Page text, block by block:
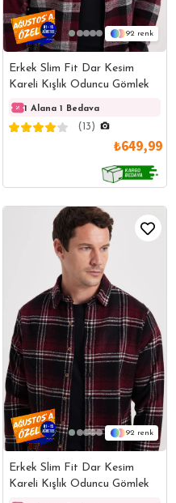
1 Alana 1 Bedava
92
Erkek Slim Fit Dar Kesim
Kareli Kışlık Oduncu Gömlek
1 Alana 1 Bedava
(13)
₺649,99
92
Erkek Slim Fit Dar Kesim
Kareli Kışlık Oduncu Gömlek